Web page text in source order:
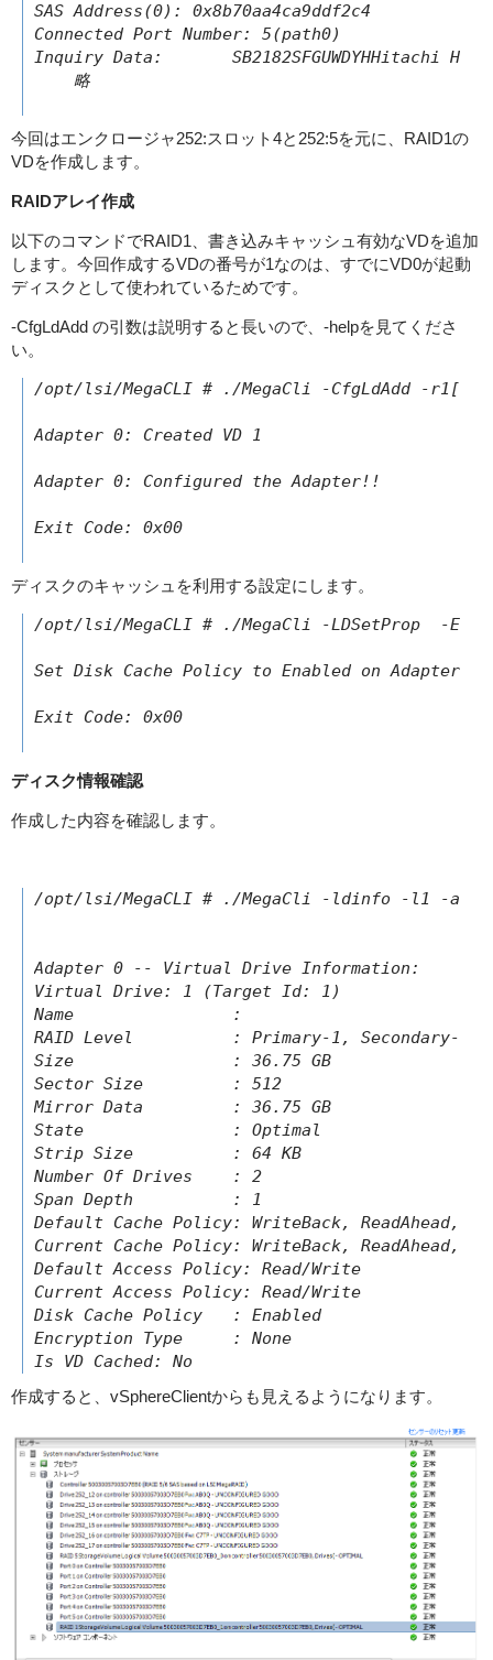
SAS Address(0): 0x8b70aa4ca9ddf2c4
Connected Port Number: 5(path0)
Inquiry Data:       SB2182SFGUWDYHHitachi
    略
今回はエンクロージャ252:スロット4と252:5を元に、RAID1の
VDを作成します。
RAIDアレイ作成
以下のコマンドでRAID1、書き込みキャッシュ有効なVDを追加
します。今回作成するVDの番号が1なのは、すでにVD0が起動
ディスクとして使われているためです。
-CfgLdAdd の引数は説明すると長いので、-helpを見てくださ
い。
/opt/lsi/MegaCLI # ./MegaCli -CfgLdAdd -
Adapter 0: Created VD 1
Adapter 0: Configured the Adapter!!
Exit Code: 0x00
ディスクのキャッシュを利用する設定にします。
/opt/lsi/MegaCLI # ./MegaCli -LDSetProp  -
Set Disk Cache Policy to Enabled on Adapter
Exit Code: 0x00
ディスク情報確認
作成した内容を確認します。
/opt/lsi/MegaCLI # ./MegaCli -ldinfo -l1 -a0
Adapter 0 -- Virtual Drive Information:
Virtual Drive: 1 (Target Id: 1)
Name                :
RAID Level          : Primary-1, Secondary-0,
Size                : 36.75 GB
Sector Size         : 512
Mirror Data         : 36.75 GB
State               : Optimal
Strip Size          : 64 KB
Number Of Drives    : 2
Span Depth          : 1
Default Cache Policy: WriteBack, ReadAhead,
Current Cache Policy: WriteBack, ReadAhead,
Default Access Policy: Read/Write
Current Access Policy: Read/Write
Disk Cache Policy   : Enabled
Encryption Type     : None
作成すると、vSphereClientからも見えるようになります。